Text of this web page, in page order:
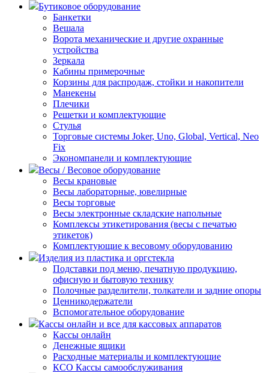
Бутиковое оборудование
Банкетки
Вешала
Ворота механические и другие охранные
устройства
Зеркала
Кабины примерочные
Корзины для распродаж, стойки и накопители
Манекены
Плечики
Решетки и комплектующие
Стулья
Торговые системы Joker, Uno, Global, Vertical, Neo
Fix
Экономпанели и комплектующие
Весы / Весовое оборудование
Весы крановые
Весы лабораторные, ювелирные
Весы торговые
Весы электронные складские напольные
Комплексы этикетирования (весы с печатью
этикеток)
Комплектующие к весовому оборудованию
Изделия из пластика и оргстекла
Подставки под меню, печатную продукцию,
офисную и бытовую технику
Полочные разделители, толкатели и задние опоры
Ценникодержатели
Вспомогательное оборудование
Кассы онлайн и все для кассовых аппаратов
Кассы онлайн
Денежные ящики
Расходные материалы и комплектующие
КСО Кассы самообслуживания